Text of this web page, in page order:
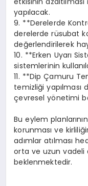
yapılacak.
9. **Derelerde
derelerde rüsubat
değerlendirilerek
10. **Erken Uyarı
sistemlerinin
11. **Dip Çamuru
temizliği yapılması
çevresel yönetimi
Bu eylem
korunması ve
adımlar atılması
orta ve uzun vadeli
beklenmektedir.